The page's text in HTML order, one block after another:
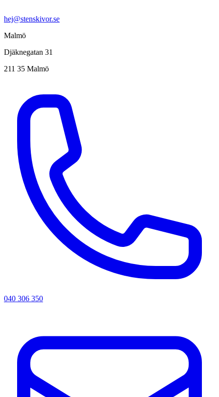
hej@stenskivor.se
Malmö
Djäknegatan 31
211 35 Malmö
040 306 350